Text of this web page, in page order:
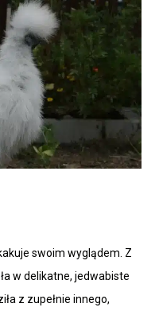
swoim wyglądem. Z
w delikatne, jedwabiste
z zupełnie innego,